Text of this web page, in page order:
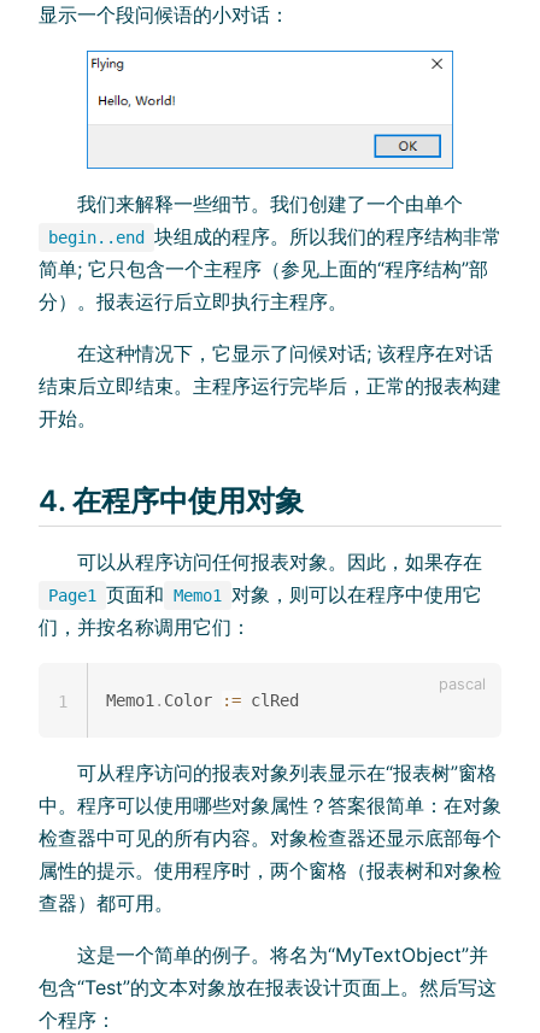
显示一个段问候语的小对话：
我们来解释一些细节。我们创建了一个由单个
begin..end
块组成的程序。所以我们的程序结构非常
简单; 它只包含一个主程序（参见上面的“程序结构”部
分）。报表运行后立即执行主程序。
在这种情况下，它显示了问候对话; 该程序在对话
结束后立即结束。主程序运行完毕后，正常的报表构建
开始。
4. 在程序中使用对象
可以从程序访问任何报表对象。因此，如果存在
Page1 页面和 Memo1
对象，则可以在程序中使用它
们，并按名称调用它们：
Memo1 . Color :=
1
可从程序访问的报表对象列表显示在“报表树”窗格
中。程序可以使用哪些对象属性？答案很简单：在对象
检查器中可见的所有内容。对象检查器还显示底部每个
属性的提示。使用程序时，两个窗格（报表树和对象检
查器）都可用。
这是一个简单的例子。将名为“MyTextObject”并
包含“Test”的文本对象放在报表设计页面上。然后写这
个程序：